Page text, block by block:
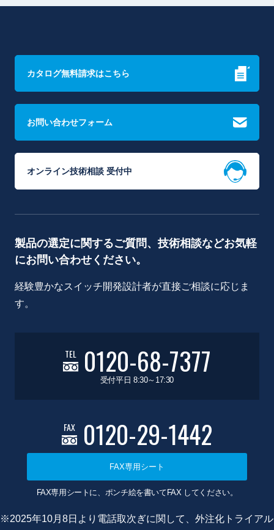
カタログ無料請求はこちら
お問い合わせフォーム
オンライン技術相談 受付中
製品の選定に関するご質問、技術相談などお気軽
にお問い合わせください。
経験豊かなスイッチ開発設計者が直接ご相談に応じま
す。
TEL 0120-68-7377
受付平日 8:30～17:30
FAX 0120-29-1442
FAX専用シート
FAX専用シートに、ポンチ絵を書いてFAX してください。
※2025年10月8日より電話取次ぎに関して、外注化トライアル